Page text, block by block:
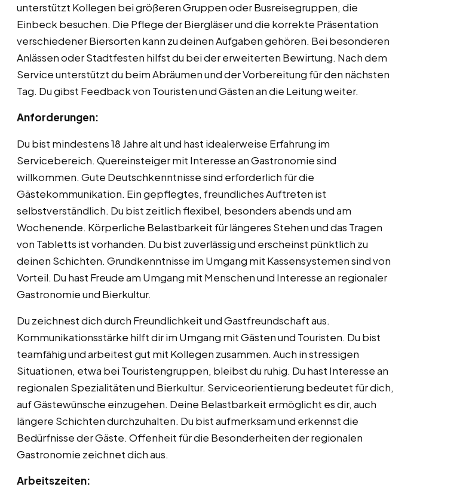
unterstützt Kollegen bei größeren Gruppen oder Busreisegruppen, die
Einbeck besuchen. Die Pflege der Biergläser und die korrekte Präsentation
verschiedener Biersorten kann zu deinen Aufgaben gehören. Bei besonderen
Anlässen oder Stadtfesten hilfst du bei der erweiterten Bewirtung. Nach dem
Service unterstützt du beim Abräumen und der Vorbereitung für den nächsten
Tag. Du gibst Feedback von Touristen und Gästen an die Leitung weiter.
Anforderungen:
Du bist mindestens 18 Jahre alt und hast idealerweise Erfahrung im
Servicebereich. Quereinsteiger mit Interesse an Gastronomie sind
willkommen. Gute Deutschkenntnisse sind erforderlich für die
Gästekommunikation. Ein gepflegtes, freundliches Auftreten ist
selbstverständlich. Du bist zeitlich flexibel, besonders abends und am
Wochenende. Körperliche Belastbarkeit für längeres Stehen und das Tragen
von Tabletts ist vorhanden. Du bist zuverlässig und erscheinst pünktlich zu
deinen Schichten. Grundkenntnisse im Umgang mit Kassensystemen sind von
Vorteil. Du hast Freude am Umgang mit Menschen und Interesse an regionaler
Gastronomie und Bierkultur.
Du zeichnest dich durch Freundlichkeit und Gastfreundschaft aus.
Kommunikationsstärke hilft dir im Umgang mit Gästen und Touristen. Du bist
teamfähig und arbeitest gut mit Kollegen zusammen. Auch in stressigen
Situationen, etwa bei Touristengruppen, bleibst du ruhig. Du hast Interesse an
regionalen Spezialitäten und Bierkultur. Serviceorientierung bedeutet für dich,
auf Gästewünsche einzugehen. Deine Belastbarkeit ermöglicht es dir, auch
längere Schichten durchzuhalten. Du bist aufmerksam und erkennst die
Bedürfnisse der Gäste. Offenheit für die Besonderheiten der regionalen
Gastronomie zeichnet dich aus.
Arbeitszeiten: